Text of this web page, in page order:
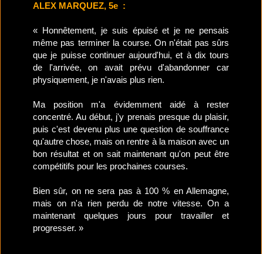
ALEX MARQUEZ, 5e :
« Honnêtement, je suis épuisé et je ne pensais
même pas terminer la course. On n'était pas sûrs
que je puisse continuer aujourd'hui, et à dix tours
de l'arrivée, on avait prévu d'abandonner car
physiquement, je n'avais plus rien.
Ma position m'a évidemment aidé à rester
concentré. Au début, j'y prenais presque du plaisir,
puis c'est devenu plus une question de souffrance
qu'autre chose, mais on rentre à la maison avec un
bon résultat et on sait maintenant qu'on peut être
compétitifs pour les prochaines courses.
Bien sûr, on ne sera pas à 100 % en Allemagne,
mais on n'a rien perdu de notre vitesse. On a
maintenant quelques jours pour travailler et
progresser. »